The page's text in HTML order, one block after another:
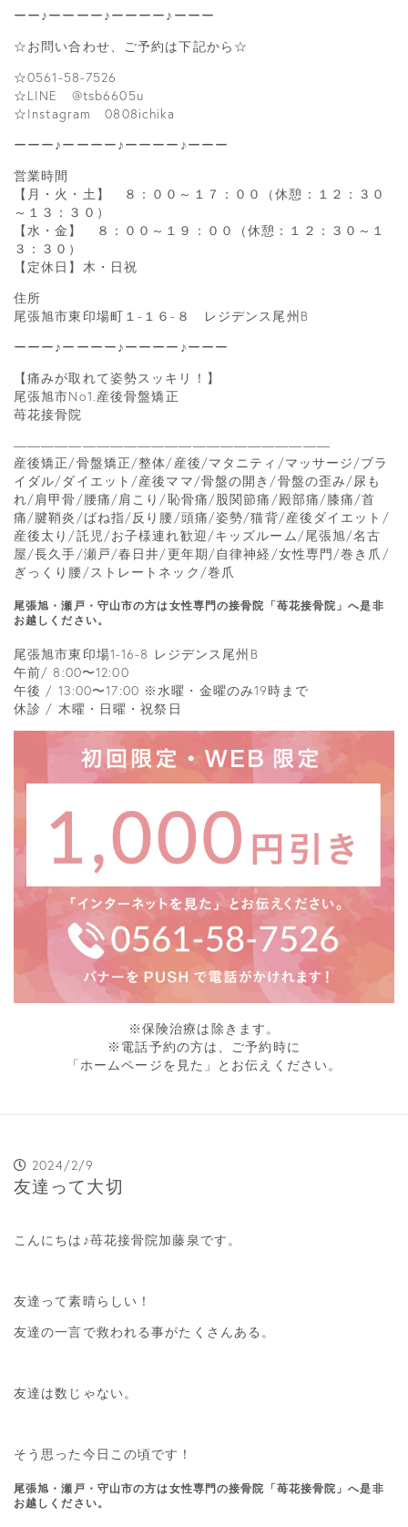
ーー♪ーーーー♪ーーーー♪ーーー
☆お問い合わせ、ご予約は下記から☆
☆0561-58-7526
☆LINE @tsb6605u
☆Instagram 0808ichika
ーーー♪ーーーー♪ーーーー♪ーーー
営業時間
【月・火・土】 ８：００～１７：００（休憩：１２：３０
～１３：３０）
【水・金】 ８：００～１９：００（休憩：１２：３０～１
３：３０）
【定休日】木・日祝
住所
尾張旭市東印場町１-１６-８ レジデンス尾州B
ーーー♪ーーーー♪ーーーー♪ーーー
【痛みが取れて姿勢スッキリ！】
尾張旭市No1.産後骨盤矯正
苺花接骨院
―――――――――――――――――――――――
産後矯正/骨盤矯正/整体/産後/マタニティ/マッサージ/ブラ
イダル/ダイエット/産後ママ/骨盤の開き/骨盤の歪み/尿も
れ/肩甲骨/腰痛/肩こり/恥骨痛/股関節痛/殿部痛/膝痛/首
痛/腱鞘炎/ばね指/反り腰/頭痛/姿勢/猫背/産後ダイエット/
産後太り/託児/お子様連れ歓迎/キッズルーム/尾張旭/名古
屋/長久手/瀬戸/春日井/更年期/自律神経/女性専門/巻き爪/
ぎっくり腰/ストレートネック/巻爪
尾張旭・瀬戸・守山市の方は女性専門の接骨院「苺花接骨院」へ是非
お越しください。
尾張旭市東印場1-16-8 レジデンス尾州B
午前/ 8:00〜12:00
午後 / 13:00〜17:00 ※水曜・金曜のみ19時まで
休診 / 木曜・日曜・祝祭日
※保険治療は除きます。
※電話予約の方は、ご予約時に
「ホームページを見た」とお伝えください。
2024/2/9
友達って大切
こんにちは♪苺花接骨院加藤泉です。
友達って素晴らしい！
友達の一言で救われる事がたくさんある。
友達は数じゃない。
そう思った今日この頃です！
尾張旭・瀬戸・守山市の方は女性専門の接骨院「苺花接骨院」へ是非
お越しください。